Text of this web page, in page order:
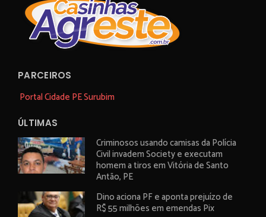
PARCEIROS
Portal Cidade PE Surubim
ÚLTIMAS
Criminosos usando camisas da Polícia
Civil invadem Society e executam
homem a tiros em Vitória de Santo
Antão, PE
Dino aciona PF e aponta prejuízo de
R$ 55 milhões em emendas Pix